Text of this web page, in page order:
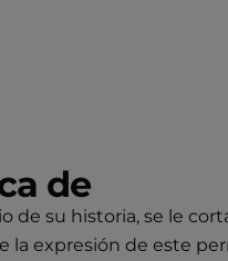
de
de su historia, se le
la expresión de este